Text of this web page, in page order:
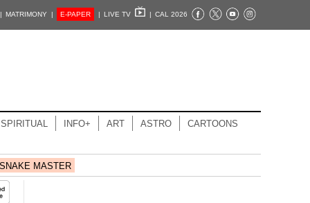
| MATRIMONY | E-PAPER | LIVE TV | CAL 2026
SPIRITUAL INFO+ ART ASTRO CARTOONS
SNAKE MASTER